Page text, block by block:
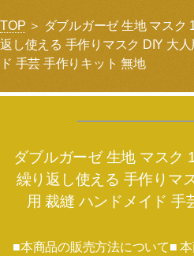
TOP ＞ ダブルガーゼ 生地 マスク
返し使える 手作りマスク DIY 大
ド 手芸 手作りキット 無地
ダブルガーゼ 生地 マスク
繰り返し使える 手作りマ
用 裁縫 ハンドメイド 手
■本商品の販売方法について■